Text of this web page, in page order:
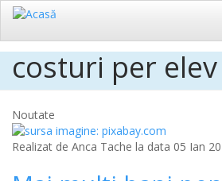
Sari
conținutul
costuri per elev
Noutate
Realizat de Anca Tache la data 05 Ian